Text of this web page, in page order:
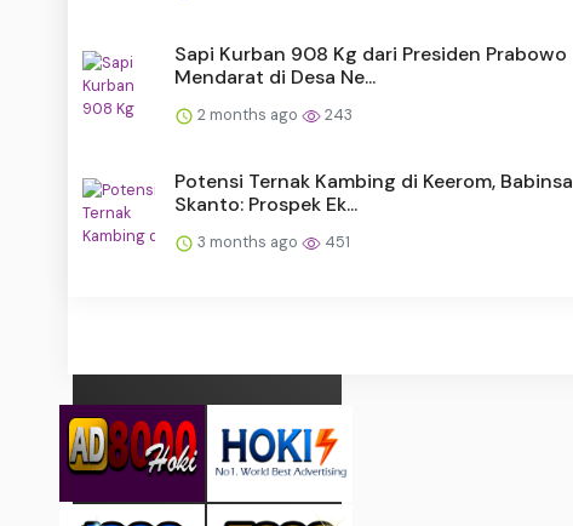
Sapi Kurban 908 Kg dari Presiden Prabowo
Mendarat di Desa Ne...
2 months ago 243
Potensi Ternak Kambing di Keerom, Babinsa
Skanto: Prospek Ek...
3 months ago 451